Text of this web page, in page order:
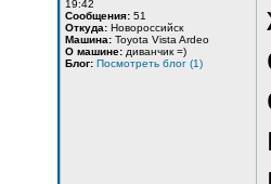
19:42
Сообщения: 51
Откуда: Новороссийск
Машина: Toyota Vista Ardeo
О машине: диванчик =)
Блог: Посмотреть блог (1)